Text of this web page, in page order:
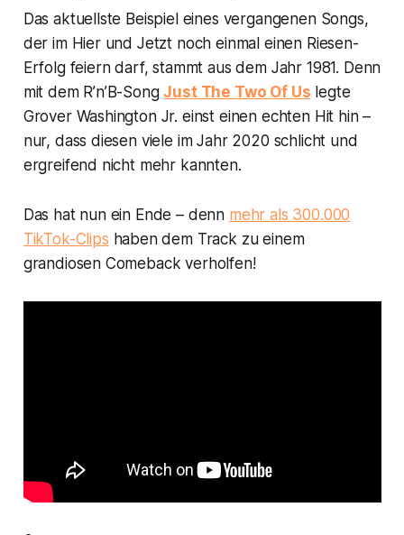
Das aktuellste Beispiel eines vergangenen Songs,
der im Hier und Jetzt noch einmal einen Riesen-
Erfolg feiern darf, stammt aus dem Jahr 1981. Denn
mit dem R’n’B-SongJust The Two Of Us legte
Grover Washington Jr. einst einen echten Hit hin –
nur, dass diesen viele im Jahr 2020 schlicht und
ergreifend nicht mehr kannten.
Das hat nun ein Ende – denn mehr als 300.000
TikTok-Clips haben dem Track zu einem
grandiosen Comeback verholfen!